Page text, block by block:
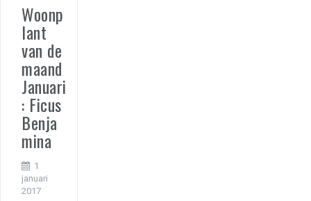
Woonp
lant
van de
maand
Januari
: Ficus
Benja
mina
1
januari
2017